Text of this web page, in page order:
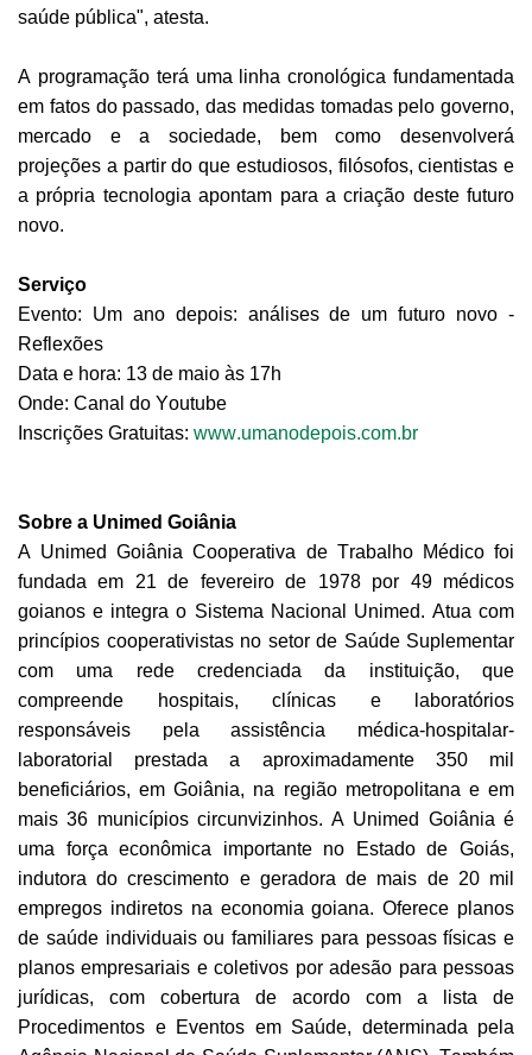
saúde pública", atesta.
A programação terá uma linha cronológica fundamentada
em fatos do passado, das medidas tomadas pelo governo,
mercado e a sociedade, bem como desenvolverá
projeções a partir do que estudiosos, filósofos, cientistas e
a própria tecnologia apontam para a criação deste futuro
novo.
Serviço
Evento: Um ano depois: análises de um futuro novo -
Reflexões
Data e hora: 13 de maio às 17h
Onde: Canal do Youtube
nscrições Gratuitas: www.umanodepois.com.br
Sobre a Unimed Goiânia
A Unimed Goiânia Cooperativa de Trabalho Médico foi
fundada em 21 de fevereiro de 1978 por 49 médicos
goianos e integra o Sistema Nacional Unimed. Atua com
princípios cooperativistas no setor de Saúde Suplementar
com uma rede credenciada da instituição, que
compreende hospitais, clínicas e laboratórios
responsáveis pela assistência médica-hospitalar-
laboratorial prestada a aproximadamente 350 mil
beneficiários, em Goiânia, na região metropolitana e em
mais 36 municípios circunvizinhos. A Unimed Goiânia é
uma força econômica importante no Estado de Goiás,
indutora do crescimento e geradora de mais de 20 mil
empregos indiretos na economia goiana. Oferece planos
de saúde individuais ou familiares para pessoas físicas e
planos empresariais e coletivos por adesão para pessoas
jurídicas, com cobertura de acordo com a lista de
Procedimentos e Eventos em Saúde, determinada pela